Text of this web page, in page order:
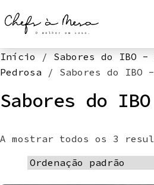
to
content
Início / Sabores do IBO -
Pedrosa / Sabores do IBO
Sabores do
A mostrar todos os 3